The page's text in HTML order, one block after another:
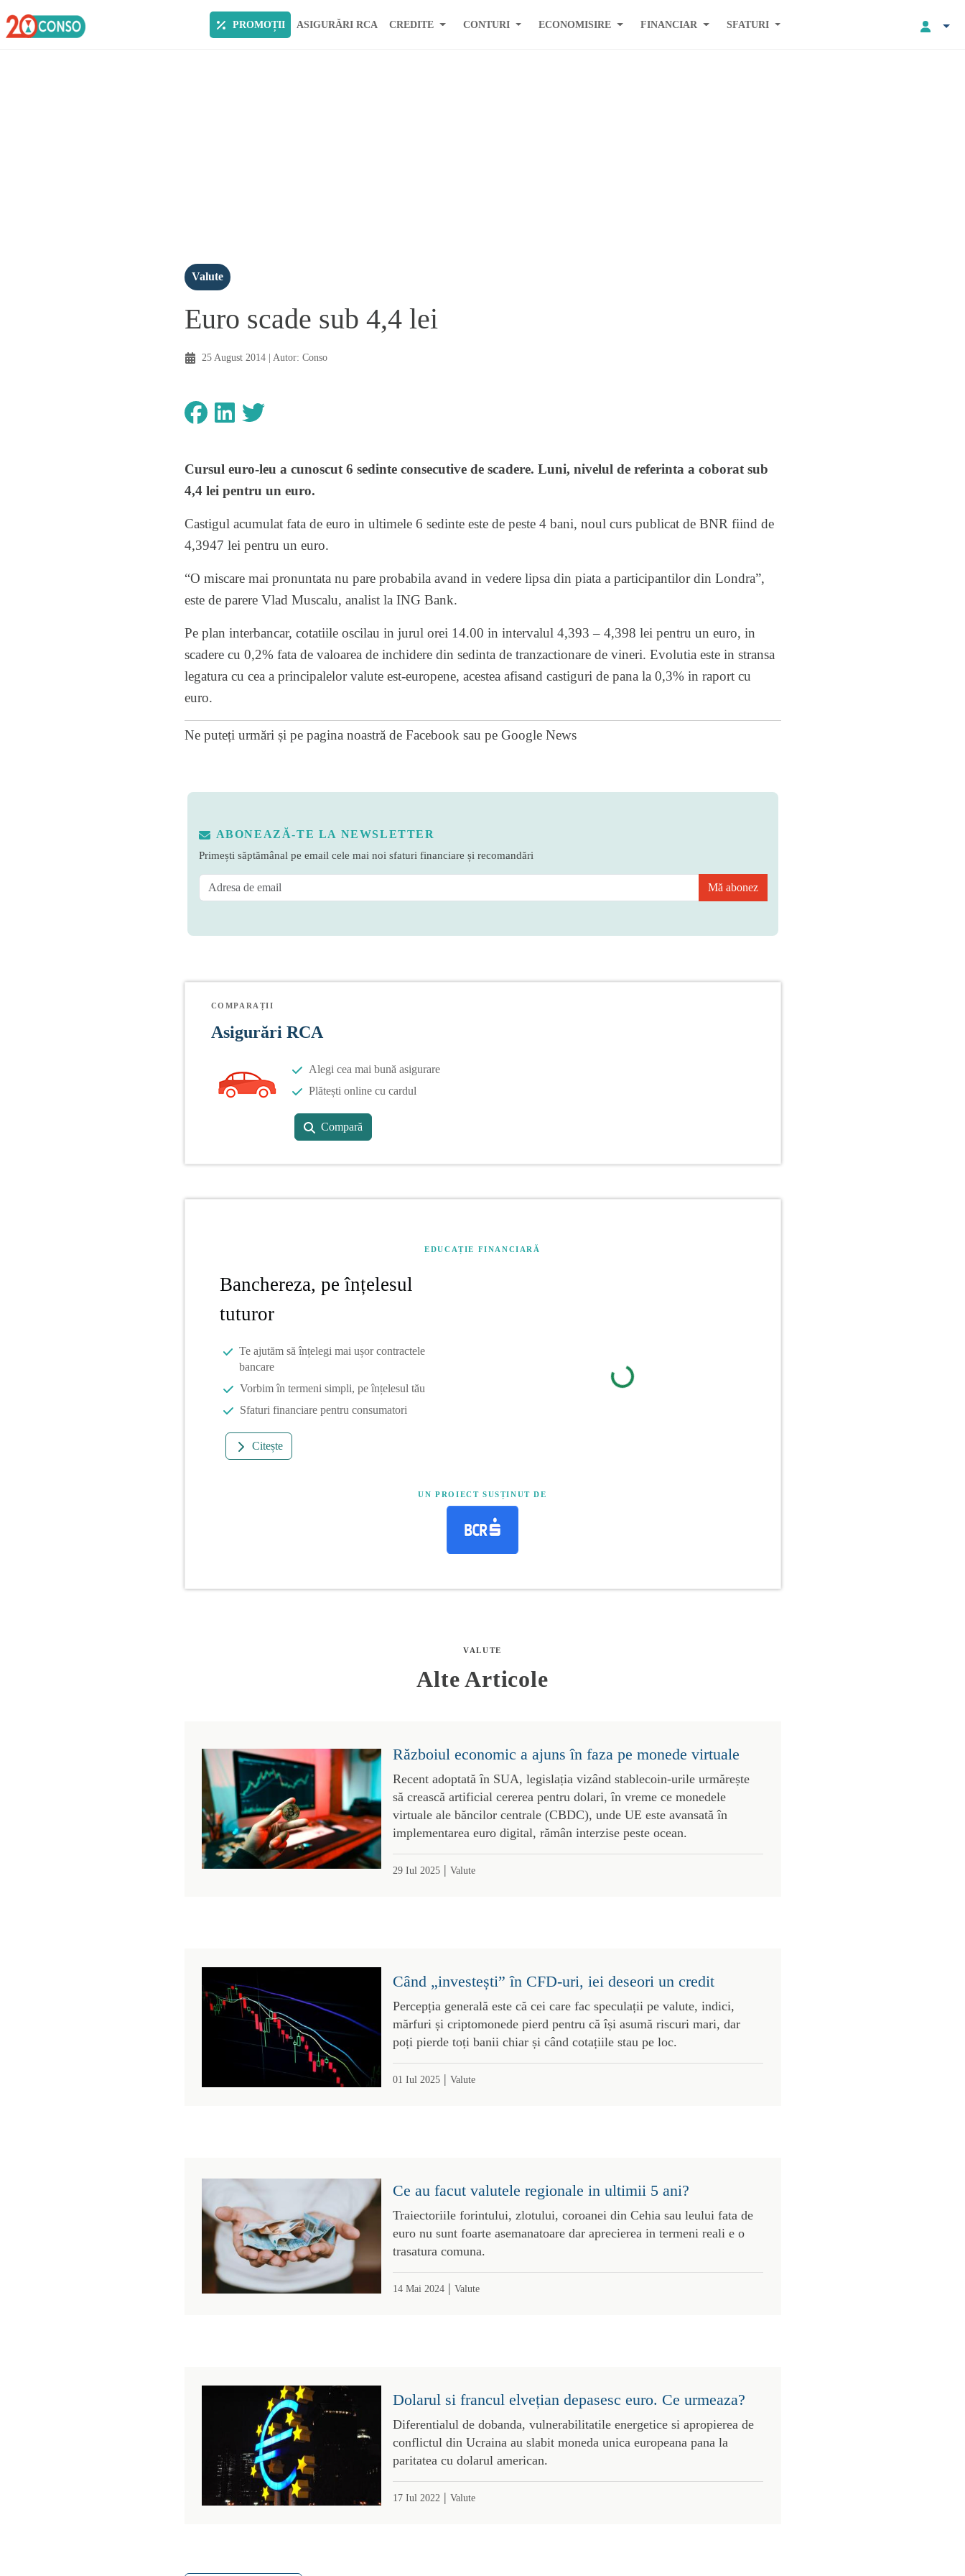
PROMOȚII ASIGURĂRI RCA CREDITE CONTURI ECONOMISIRE FINANCIAR SFATURI
Valute
Euro scade sub 4,4 lei
25 August 2014| Autor: Conso
Cursul euro-leu a cunoscut 6 sedinte consecutive de scadere. Luni, nivelul de referinta a coborat sub
4,4 lei pentru un euro.
Castigul acumulat fata de euro in ultimele 6 sedinte este de peste 4 bani, noul curs publicat de BNR fiind de
4,3947 lei pentru un euro.
“O miscare mai pronuntata nu pare probabila avand in vedere lipsa din piata a participantilor din Londra”,
este de parere Vlad Muscalu, analist la ING Bank.
Pe plan interbancar, cotatiile oscilau in jurul orei 14.00 in intervalul 4,393 – 4,398 lei pentru un euro, in
scadere cu 0,2% fata de valoarea de inchidere din sedinta de tranzactionare de vineri. Evolutia este in stransa
legatura cu cea a principalelor valute est-europene, acestea afisand castiguri de pana la 0,3% in raport cu
euro.
Ne puteți urmări și pe pagina noastră de Facebook sau pe Google News
ABONEAZĂ-TE LA NEWSLETTER
Primești săptămânal pe email cele mai noi sfaturi financiare și recomandări
Mă abonez
COMPARAȚII
Asigurări RCA
Alegi cea mai bună asigurare
Plătești online cu cardul
Compară
EDUCAȚIE FINANCIARĂ
Banchereza, pe înțelesul
tuturor
Te ajutăm să înțelegi mai ușor contractele
bancare
Vorbim în termeni simpli, pe înțelesul tău
Sfaturi financiare pentru consumatori
Citește
UN PROIECT SUSȚINUT DE
VALUTE
Alte Articole
Războiul economic a ajuns în faza pe monede virtuale
Recent adoptată în SUA, legislația vizând stablecoin-urile urmărește
să crească artificial cererea pentru dolari, în vreme ce monedele
virtuale ale băncilor centrale (CBDC), unde UE este avansată în
implementarea euro digital, rămân interzise peste ocean.
29 Iul 2025| Valute
Când „investești” în CFD-uri, iei deseori un credit
Percepția generală este că cei care fac speculații pe valute, indici,
mărfuri și criptomonede pierd pentru că își asumă riscuri mari, dar
poți pierde toți banii chiar și când cotațiile stau pe loc.
01 Iul 2025| Valute
Ce au facut valutele regionale in ultimii 5 ani?
Traiectoriile forintului, zlotului, coroanei din Cehia sau leului fata de
euro nu sunt foarte asemanatoare dar aprecierea in termeni reali e o
trasatura comuna.
14 Mai 2024| Valute
Dolarul si francul elvețian depasesc euro. Ce urmeaza?
Diferentialul de dobanda, vulnerabilitatile energetice si apropierea de
conflictul din Ucraina au slabit moneda unica europeana pana la
paritatea cu dolarul american.
17 Iul 2022 | Valute